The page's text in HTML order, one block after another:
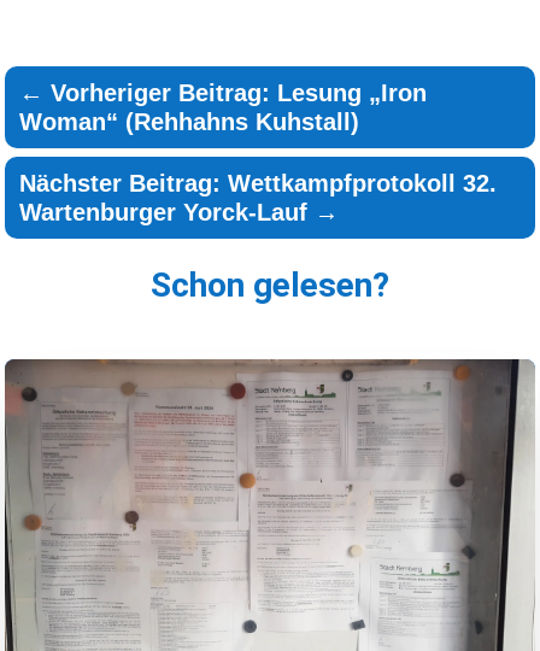
←Vorheriger Beitrag: Lesung „Iron
Woman“ (Rehhahns Kuhstall)
Nächster Beitrag: Wettkampfprotokoll 32.
Wartenburger Yorck-Lauf →
Schon gelesen?